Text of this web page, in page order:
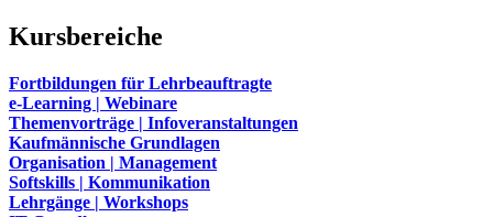
Kursbereiche
Fortbildungen für Lehrbeauftragte
e-Learning | Webinare
Themenvorträge | Infoveranstaltungen
Kaufmännische Grundlagen
Organisation | Management
Softskills | Kommunikation
Lehrgänge | Workshops